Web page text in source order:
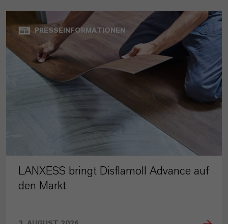
PRESSEINFORMATIONEN
LANXESS bringt Disflamoll Advance auf
den Markt